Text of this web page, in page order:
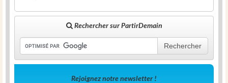
Rechercher sur PartirDemain
Rechercher
Rejoignez notre newsletter !